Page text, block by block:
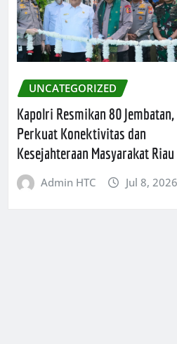
UNCATEGORIZED
Kapolri Resmikan 80 Jembatan,
Perkuat Konektivitas dan
Kesejahteraan Masyarakat Riau
Admin HTC Jul 8, 2026